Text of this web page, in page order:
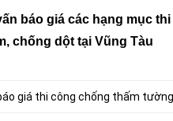
báo giá các hạng mục
chống dột tại Vũng Tàu
giá thi công chống thấm tường